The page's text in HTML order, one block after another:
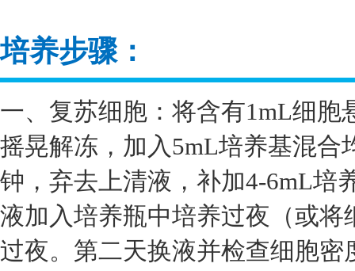
培养步骤：
一、复苏细胞：将含有1mL细
摇晃解冻，加入5mL培养基混合
钟，弃去上清液，补加4-6mL培
液加入培养瓶中培养过夜（或
过夜。第二天换液并检查细胞密